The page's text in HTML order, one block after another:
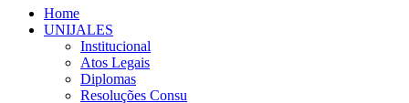
Home
UNIJALES
Institucional
Atos Legais
Diplomas
Resoluções Consu